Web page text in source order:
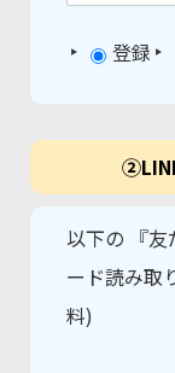
登録
以下の 『友
ード読み取
料)